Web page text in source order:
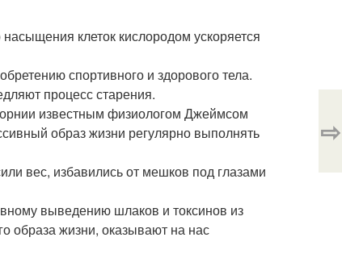
клеток кислородом ускоряется
спортивного и здорового тела.
процесс старения.
известным физиологом Джеймсом
образ жизни регулярно выполнять
вес, избавились от мешков под глазами
выведению шлаков и токсинов из
образа жизни, оказывают на нас
⇨